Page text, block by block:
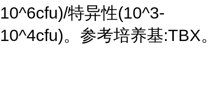
10^6cfu)/特异性(10^3-
10^4cfu)。参考培养基:TBX。